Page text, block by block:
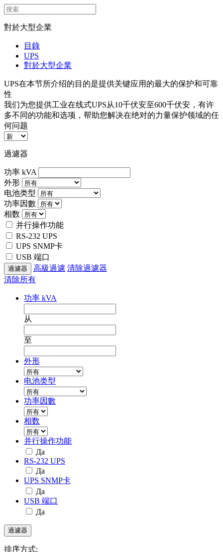
對於大型企業
目錄
UPS
對於大型企業
UPS在本节所介绍的目的是提供关键应用的最大的保护和可靠
性
我们为您提供工业在线式UPS从10千伏安至600千伏安，有许
多不同的功能和选项，帮助您解决在绝对的力量保护领域的任
何问题
過濾器
功率 kVA
外形
电池类型
功率因數
相数
并行操作功能
RS-232 UPS
UPS SNMP卡
USB 端口
高級過濾 清除過濾器
清除所有
功率 kVA
从
至
外形
电池类型
功率因數
相数
并行操作功能
Да
RS-232 UPS
Да
UPS SNMP卡
Да
USB 端口
Да
排序方式: